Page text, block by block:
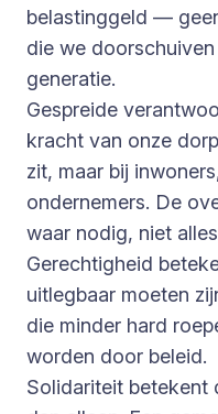
belastinggeld —
die we
generatie.
Gespreide
kracht van onze
zit, maar bij
ondernemers. De
waar nodig, niet
Gerechtigheid
uitlegbaar moeten
die minder hard
worden door beleid.
Solidariteit betekent